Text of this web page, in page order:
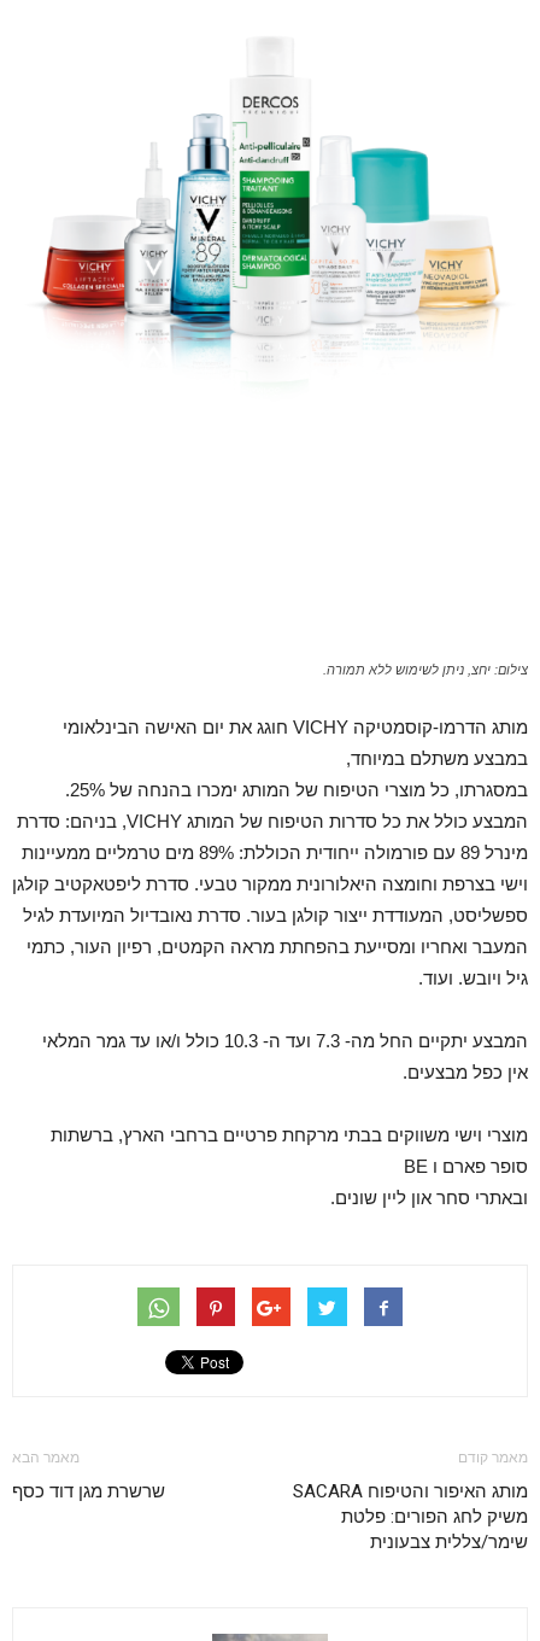
צילום: יחצ, ניתן לשימוש ללא תמורה.
מותג הדרמו-קוסמטיקה VICHY חוגג את יום האישה הבינלאומי
במבצע משתלם במיוחד,
במסגרתו, כל מוצרי הטיפוח של המותג ימכרו בהנחה של 25%.
המבצע כולל את כל סדרות הטיפוח של המותג VICHY, בניהם: סדרת
מינרל 89 עם פורמולה ייחודית הכוללת: 89% מים טרמליים ממעיינות
וישי בצרפת וחומצה היאלורונית ממקור טבעי. סדרת ליפטאקטיב קולגן
ספשליסט, המעודדת ייצור קולגן בעור. סדרת נאובדיול המיועדת לגיל
המעבר ואחריו ומסייעת בהפחתת מראה הקמטים, רפיון העור, כתמי
גיל ויובש. ועוד.
המבצע יתקיים החל מה- 7.3 ועד ה- 10.3 כולל ו/או עד גמר המלאי
אין כפל מבצעים.
מוצרי וישי משווקים בבתי מרקחת פרטיים ברחבי הארץ, ברשתות
סופר פארם ו BE
ובאתרי סחר און ליין שונים.
מאמר קודם
מותג האיפור והטיפוח SACARA
משיק לחג הפורים: פלטת
שימר/צללית צבעונית
מאמר הבא
שרשרת מגן דוד כסף